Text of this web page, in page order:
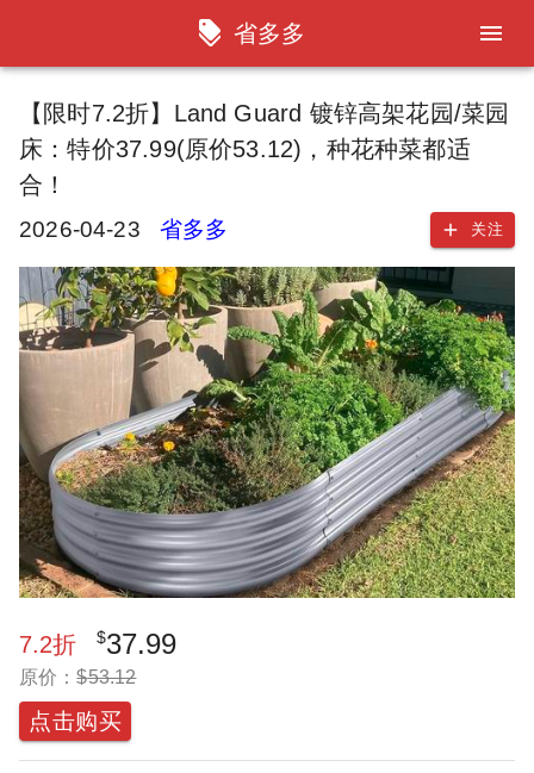
省多多
【限时7.2折】Land Guard 镀锌高架花园/菜园
床：特价37.99(原价53.12)，种花种菜都适
合！
2026-04-23 省多多 关注
7.2折 $37.99
原价：$53.12
点击购买